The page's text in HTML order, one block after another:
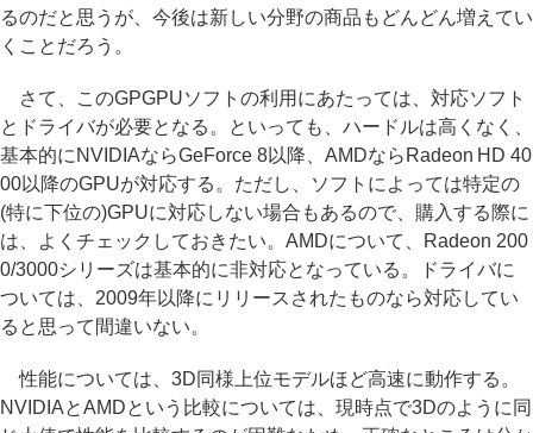
るのだと思うが、今後は新しい分野の商品もどんどん増えてい
くことだろう。
さて、このGPGPUソフトの利用にあたっては、対応ソフト
とドライバが必要となる。といっても、ハードルは高くなく、
基本的にNVIDIAならGeForce 8以降、AMDならRadeon HD 40
00以降のGPUが対応する。ただし、ソフトによっては特定の
(特に下位の)GPUに対応しない場合もあるので、購入する際に
は、よくチェックしておきたい。AMDについて、Radeon 200
0/3000シリーズは基本的に非対応となっている。ドライバに
ついては、2009年以降にリリースされたものなら対応してい
ると思って間違いない。
性能については、3D同様上位モデルほど高速に動作する。
NVIDIAとAMDという比較については、現時点で3Dのように同